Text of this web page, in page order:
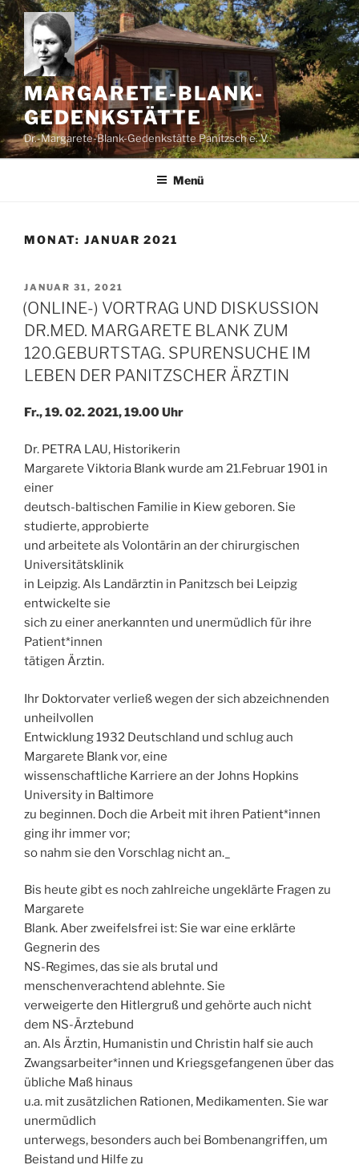
Zum
Inhalt
springen
MARGARETE-BLANK-
GEDENKSTÄTTE
Dr.-Margarete-Blank-Gedenkstätte Panitzsch e. V.
Menü
MONAT: JANUAR 2021
VERÖFFENTLICHT
AM
JANUAR 31, 2021
(ONLINE-) VORTRAG UND DISKUSSION
DR.MED. MARGARETE BLANK ZUM
120.GEBURTSTAG. SPURENSUCHE IM
LEBEN DER PANITZSCHER ÄRZTIN
Fr., 19. 02. 2021, 19.00 Uhr
Dr. PETRA LAU, Historikerin
Margarete Viktoria Blank wurde am 21.Februar 1901 in
einer
deutsch-baltischen Familie in Kiew geboren. Sie
studierte, approbierte
und arbeitete als Volontärin an der chirurgischen
Universitätsklinik
in Leipzig. Als Landärztin in Panitzsch bei Leipzig
entwickelte sie
sich zu einer anerkannten und unermüdlich für ihre
Patient*innen
tätigen Ärztin.
Ihr Doktorvater verließ wegen der sich abzeichnenden
unheilvollen
Entwicklung 1932 Deutschland und schlug auch
Margarete Blank vor, eine
wissenschaftliche Karriere an der Johns Hopkins
University in Baltimore
zu beginnen. Doch die Arbeit mit ihren Patient*innen
ging ihr immer vor;
so nahm sie den Vorschlag nicht an._
Bis heute gibt es noch zahlreiche ungeklärte Fragen zu
Margarete
Blank. Aber zweifelsfrei ist: Sie war eine erklärte
Gegnerin des
NS-Regimes, das sie als brutal und
menschenverachtend ablehnte. Sie
verweigerte den Hitlergruß und gehörte auch nicht
dem NS-Ärztebund
an. Als Ärztin, Humanistin und Christin half sie auch
Zwangsarbeiter*innen und Kriegsgefangenen über das
übliche Maß hinaus
u.a. mit zusätzlichen Rationen, Medikamenten. Sie war
unermüdlich
unterwegs, besonders auch bei Bombenangriffen, um
Beistand und Hilfe zu